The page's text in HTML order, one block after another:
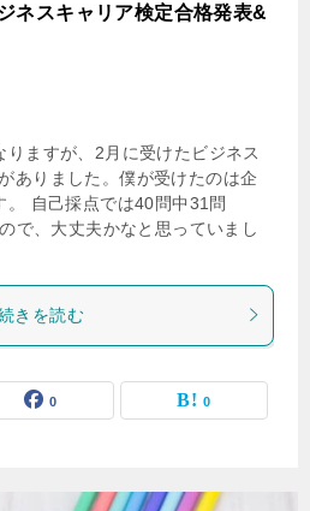
ネスキャリア検定合格発表&
りますが、2月に受けたビジネス
ありました。僕が受けたのは企
自己採点では40問中31問
で、大丈夫かなと思っていまし
きを読む
0 0